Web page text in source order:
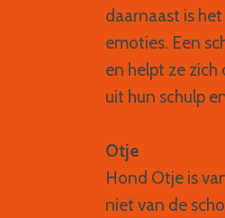
daarnaast is
emoties. Een
en helpt ze zich
uit hun schulp
Otje
Hond Otje is
niet van de